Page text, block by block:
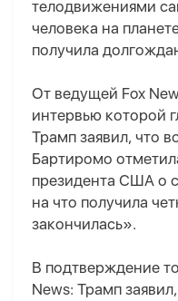
телодвижениями
человека на
получила
От ведущей Fox
интервью которой
Трамп заявил, что
Бартиромо
президента США о
на что получила
закончилась».
В подтверждение
News: Трамп